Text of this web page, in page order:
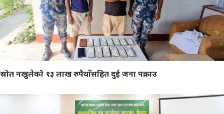
स्रोत नखुलेको १३ लाख रुपैयाँसहित दुई जना पक्राउ